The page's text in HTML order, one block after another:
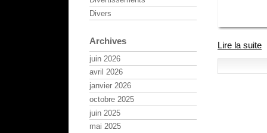
Lire la suite
Divers
Archives
juin 2026
avril 2026
janvier 2026
octobre 2025
juin 2025
mai 2025